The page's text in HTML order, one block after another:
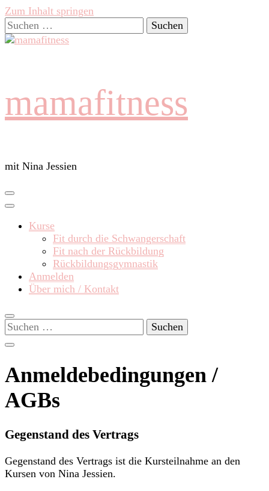
Zum Inhalt springen
Suchen
nach:
mamafitness
mit Nina Jessien
Kurse
Fit durch die Schwangerschaft
Fit nach der Rückbildung
Rückbildungsgymnastik
Anmelden
Über mich / Kontakt
Suchen
nach:
Anmeldebedingungen /
AGBs
Gegenstand des Vertrags
Gegenstand des Vertrags ist die Kursteilnahme an den
Kursen von Nina Jessien.